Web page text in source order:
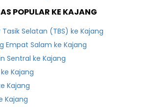
POPULAR KE KAJANG
Selatan (TBS) ke Kajang
Empat Salam ke Kajang
Sentral ke Kajang
Kajang
Kajang
Kajang